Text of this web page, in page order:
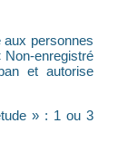
personnes
Non-enregistré
et autorise
» : 1 ou 3